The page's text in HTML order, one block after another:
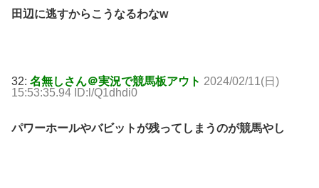
田辺に逃すからこうなるわなw
32: 名無しさん＠実況で競馬板アウト 2024/02/11(日)
15:53:35.94 ID:l/Q1dhdi0
パワーホールやバビットが残ってしまうのが競馬やし